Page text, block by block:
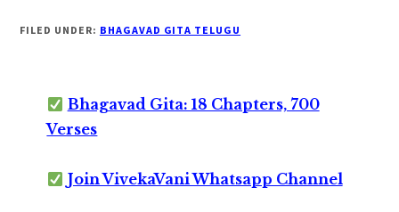
FILED UNDER: BHAGAVAD GITA TELUGU
Bhagavad Gita: 18 Chapters, 700
Verses
Join VivekaVani Whatsapp Channel